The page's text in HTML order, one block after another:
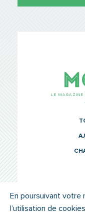
LE MAGAZINE
© SYTRAL
En poursuivant votre
l’utilisation de